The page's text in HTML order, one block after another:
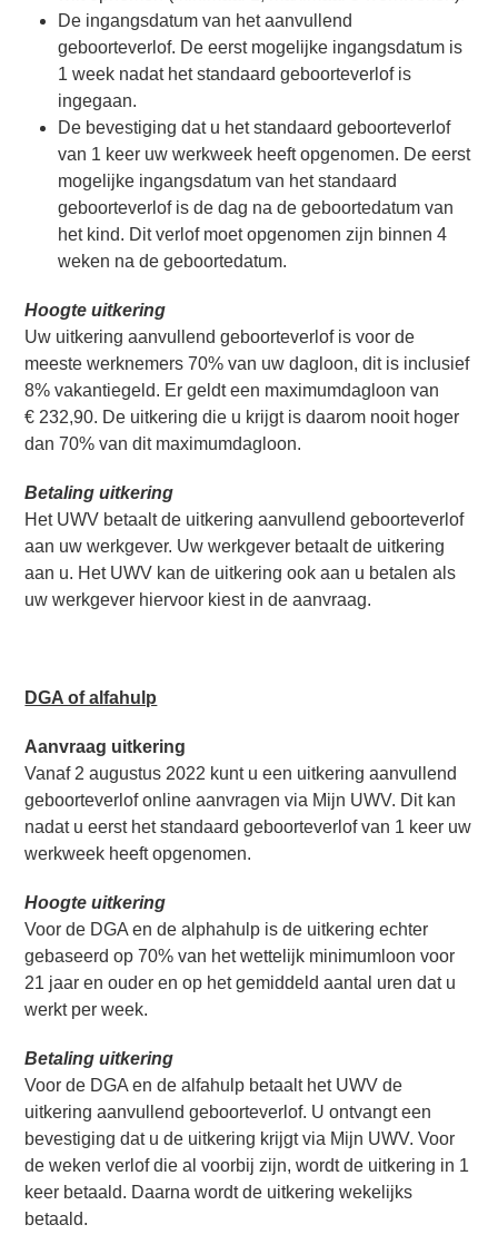
De ingangsdatum van het aanvullend
geboorteverlof. De eerst mogelijke ingangsdatum is
1 week nadat het standaard geboorteverlof is
ingegaan.
De bevestiging dat u het standaard geboorteverlof
van 1 keer uw werkweek heeft opgenomen. De eerst
mogelijke ingangsdatum van het standaard
geboorteverlof is de dag na de geboortedatum van
het kind. Dit verlof moet opgenomen zijn binnen 4
weken na de geboortedatum.
Hoogte uitkering
Uw uitkering aanvullend geboorteverlof is voor de
meeste werknemers 70% van uw dagloon, dit is inclusief
8% vakantiegeld. Er geldt een maximumdagloon van
€ 232,90. De uitkering die u krijgt is daarom nooit hoger
dan 70% van dit maximumdagloon.
Betaling uitkering
Het UWV betaalt de uitkering aanvullend geboorteverlof
aan uw werkgever. Uw werkgever betaalt de uitkering
aan u. Het UWV kan de uitkering ook aan u betalen als
uw werkgever hiervoor kiest in de aanvraag.
DGA of alfahulp
Aanvraag uitkering
Vanaf 2 augustus 2022 kunt u een uitkering aanvullend
geboorteverlof online aanvragen via Mijn UWV. Dit kan
nadat u eerst het standaard geboorteverlof van 1 keer uw
werkweek heeft opgenomen.
Hoogte uitkering
Voor de DGA en de alphahulp is de uitkering echter
gebaseerd op 70% van het wettelijk minimumloon voor
21 jaar en ouder en op het gemiddeld aantal uren dat u
werkt per week.
Betaling uitkering
Voor de DGA en de alfahulp betaalt het UWV de
uitkering aanvullend geboorteverlof. U ontvangt een
bevestiging dat u de uitkering krijgt via Mijn UWV. Voor
de weken verlof die al voorbij zijn, wordt de uitkering in 1
keer betaald. Daarna wordt de uitkering wekelijks
betaald.